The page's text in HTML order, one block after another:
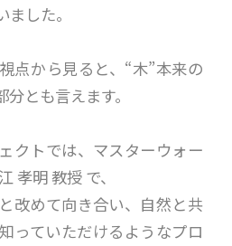
した。
点から見ると、“木”本来の
とも言えます。
クトでは、マスターウォー
孝明 教授 で、
改めて向き合い、自然と共
っていただけるようなプロ